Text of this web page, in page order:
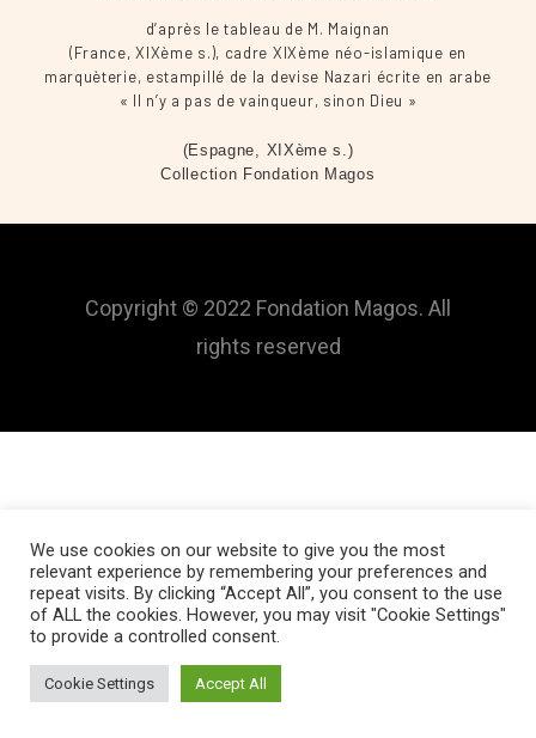
d’après le tableau de M. Maignan
(France, XIXème s.), cadre XIXème néo-islamique en
marquèterie, estampillé de la devise Nazari écrite en arabe
« Il n’y a pas de vainqueur, sinon Dieu »
(Espagne, XIXème s.)
Collection Fondation Magos
Copyright © 2022 Fondation Magos. All
rights reserved
We use cookies on our website to give you the most
relevant experience by remembering your preferences and
repeat visits. By clicking “Accept All”, you consent to the use
of ALL the cookies. However, you may visit "Cookie Settings"
to provide a controlled consent.
Cookie Settings Accept All